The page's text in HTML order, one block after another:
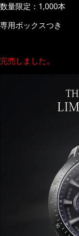
数量限定：1,000本
専用ボックスつき
完売しました。